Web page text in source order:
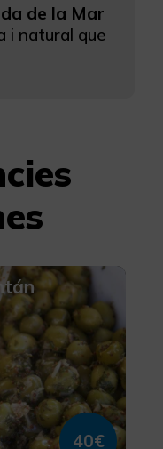
de la Mar
i natural que
40€